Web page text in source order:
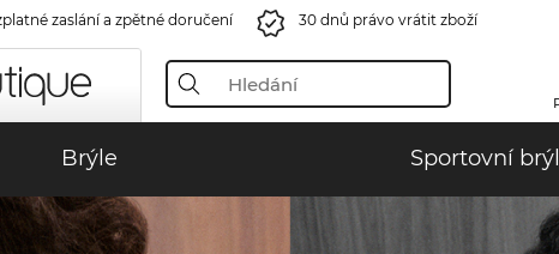
zaslání a zpětné doručení 30 dnů právo vrátit zboží
Brýle Sportovní